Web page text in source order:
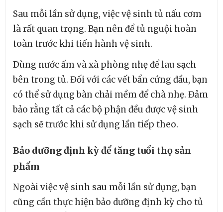
Sau mỗi lần sử dụng, việc vệ sinh tủ nấu cơm
là rất quan trọng. Bạn nên để tủ nguội hoàn
toàn trước khi tiến hành vệ sinh.
Dùng nước ấm và xà phòng nhẹ để lau sạch
bên trong tủ. Đối với các vết bẩn cứng đầu, bạn
có thể sử dụng bàn chải mềm để chà nhẹ. Đảm
bảo rằng tất cả các bộ phận đều được vệ sinh
sạch sẽ trước khi sử dụng lần tiếp theo.
Bảo dưỡng định kỳ để tăng tuổi thọ sản
phẩm
Ngoài việc vệ sinh sau mỗi lần sử dụng, bạn
cũng cần thực hiện bảo dưỡng định kỳ cho tủ